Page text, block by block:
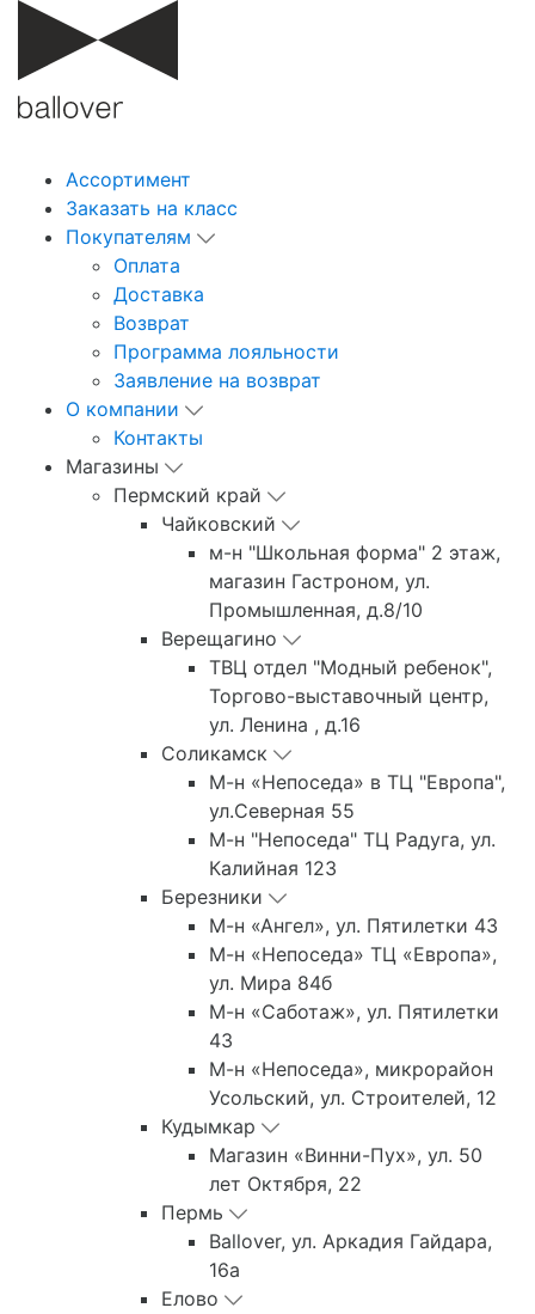
Ассортимент
Заказать на класс
Покупателям
Оплата
Доставка
Возврат
Программа лояльности
Заявление на возврат
О компании
Контакты
Магазины
Пермский край
Чайковский
м-н "Школьная форма" 2 этаж,
магазин Гастроном, ул.
Промышленная, д.8/10
Верещагино
ТВЦ отдел "Модный ребенок",
Торгово-выставочный центр,
ул. Ленина , д.16
Соликамск
М-н «Непоседа» в ТЦ "Европа",
ул.Северная 55
М-н "Непоседа" ТЦ Радуга, ул.
Калийная 123
Березники
М-н «Ангел», ул. Пятилетки 43
М-н «Непоседа» ТЦ «Европа»,
ул. Мира 84б
М-н «Саботаж», ул. Пятилетки
43
М-н «Непоседа», микрорайон
Усольский, ул. Строителей, 12
Кудымкар
Магазин «Винни-Пух», ул. 50
лет Октября, 22
Пермь
Ballover, ул. Аркадия Гайдара,
16а
Елово